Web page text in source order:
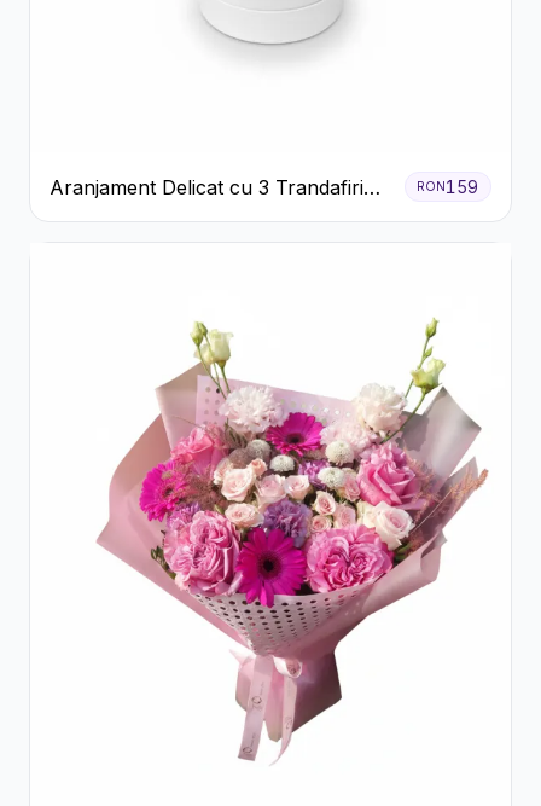
Aranjament Delicat cu 3 Trandafiri
Roz în Cutie Albă
RON 159